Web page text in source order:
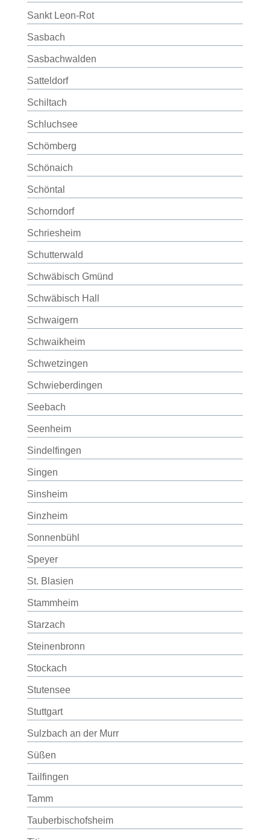
Sankt Leon-Rot
Sasbach
Sasbachwalden
Satteldorf
Schiltach
Schluchsee
Schömberg
Schönaich
Schöntal
Schorndorf
Schriesheim
Schutterwald
Schwäbisch Gmünd
Schwäbisch Hall
Schwaigern
Schwaikheim
Schwetzingen
Schwieberdingen
Seebach
Seenheim
Sindelfingen
Singen
Sinsheim
Sinzheim
Sonnenbühl
Speyer
St. Blasien
Stammheim
Starzach
Steinenbronn
Stockach
Stutensee
Stuttgart
Sulzbach an der Murr
Süßen
Tailfingen
Tamm
Tauberbischofsheim